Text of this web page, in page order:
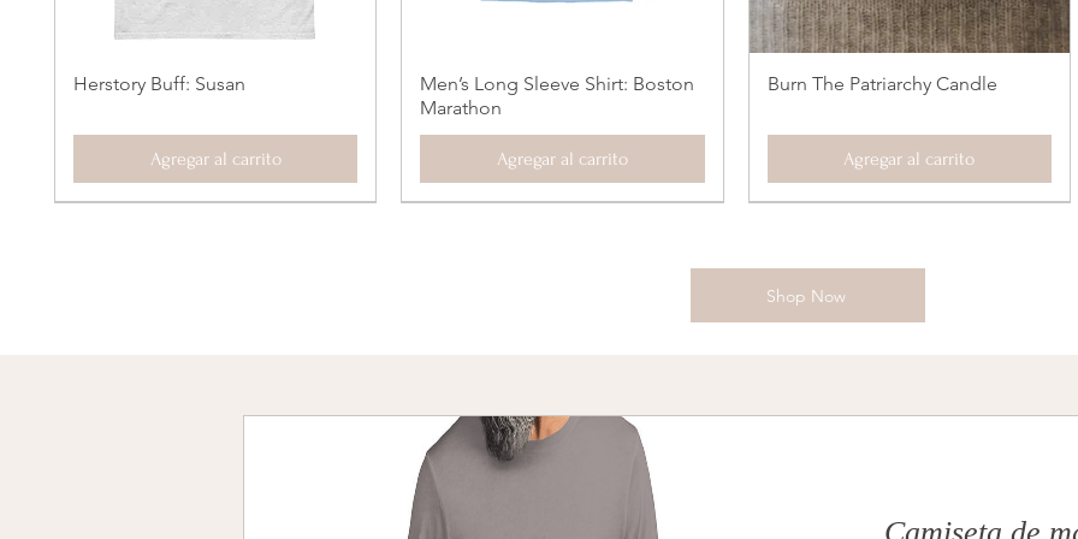
Vista rápida
Herstory Buff: Susan
Agregar al carrito
Vista rápida
Men’s Long Sleeve Shirt: Boston
Marathon
Agregar al carrito
Vista rápida
Burn The Patriarchy Candle
Agregar al carrito
Shop Now